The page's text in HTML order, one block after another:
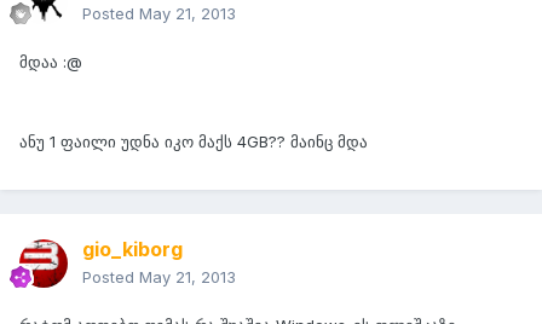
Posted May 21, 2013
მდაა :@
ანუ 1 ფაილი უდნა იკო მაქს 4GB?? მაინც მდა
gio_kiborg
Posted May 21, 2013